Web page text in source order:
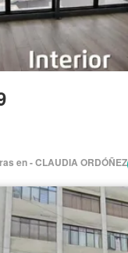
en - CLAUDIA ORDÓÑEZ